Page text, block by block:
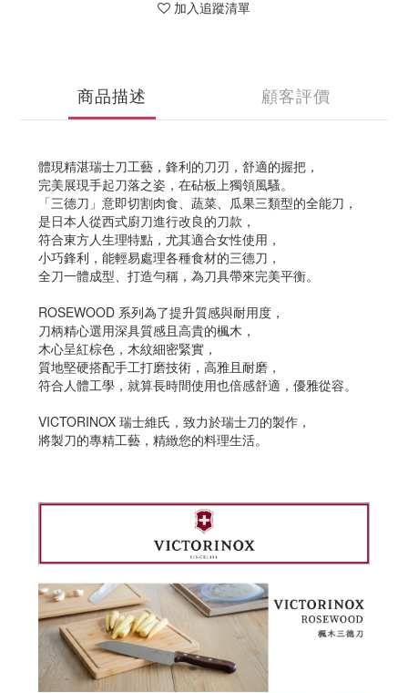
加入追蹤清單
商品描述 顧客評價
體現精湛瑞士刀工藝，鋒利的刀刃，舒適的握把，
完美展現手起刀落之姿，在砧板上獨領風騷。
「三德刀」意即切割肉食、蔬菜、瓜果三類型的全能刀，
是日本人從西式廚刀進行改良的刀款，
符合東方人生理特點，尤其適合女性使用，
小巧鋒利，能輕易處理各種食材的三德刀，
全刀一體成型、打造勻稱，為刀具帶來完美平衡。
ROSEWOOD 系列為了提升質感與耐用度，
刀柄精心選用深具質感且高貴的楓木，
木心呈紅棕色，木紋細密緊實，
質地堅硬搭配手工打磨技術，高雅且耐磨，
符合人體工學，就算長時間使用也倍感舒適，優雅從容。
VICTORINOX 瑞士維氏，致力於瑞士刀的製作，
將製刀的專精工藝，精緻您的料理生活。